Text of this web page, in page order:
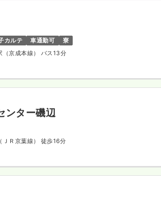
カルテ 車通勤可
寮
（京成本線） バス13分
ンター磯辺
ＪＲ京葉線） 徒歩16分